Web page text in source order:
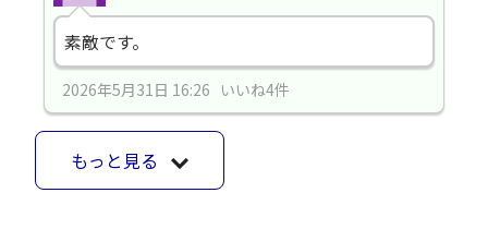
素敵です。
2026年5月31日 16:26 いいね4件
もっと見る